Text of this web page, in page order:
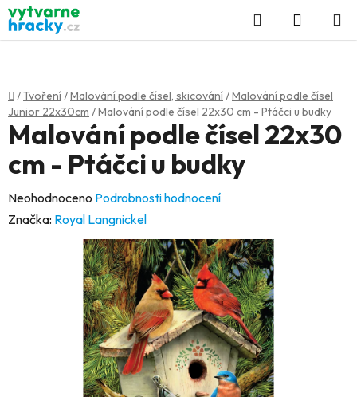
Přejít
na
obsah
Hledat
KOŠÍK
Domů
/Tvoření/Malování podle čísel, skicování/Malování podle čísel
Junior 22x30cm /Malování podle čísel 22x30 cm - Ptáčci u budky
Malování podle čísel 22x30
cm - Ptáčci u budky
Průměrné
hodnocení
Neohodnoceno Podrobnosti hodnocení
Značka: Royal Langnickel